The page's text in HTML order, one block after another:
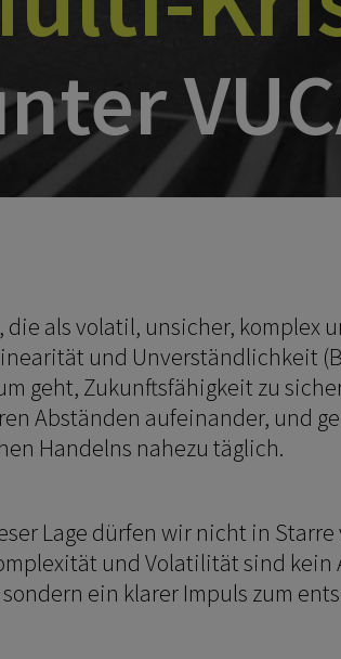
die als volatil, unsicher, komplex
und Unverständlichkeit
geht, Zukunftsfähigkeit zu
Abständen aufeinander, und
Handelns nahezu täglich.
Lage dürfen wir nicht in Starre
und Volatilität sind kein
ein klarer Impuls zum